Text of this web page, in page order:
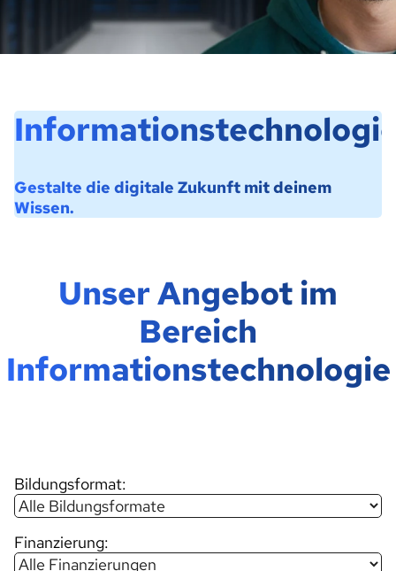
Gestalte die digitale Zukunft mit deinem
Wissen.
Unser Angebot im
Bereich
Informationstechnologie
Bildungsformat:
Finanzierung: